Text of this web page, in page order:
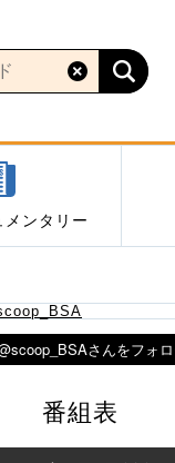
ンタリー
番組表